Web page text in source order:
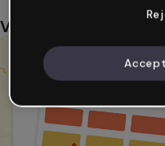
Vous aimerez aussi